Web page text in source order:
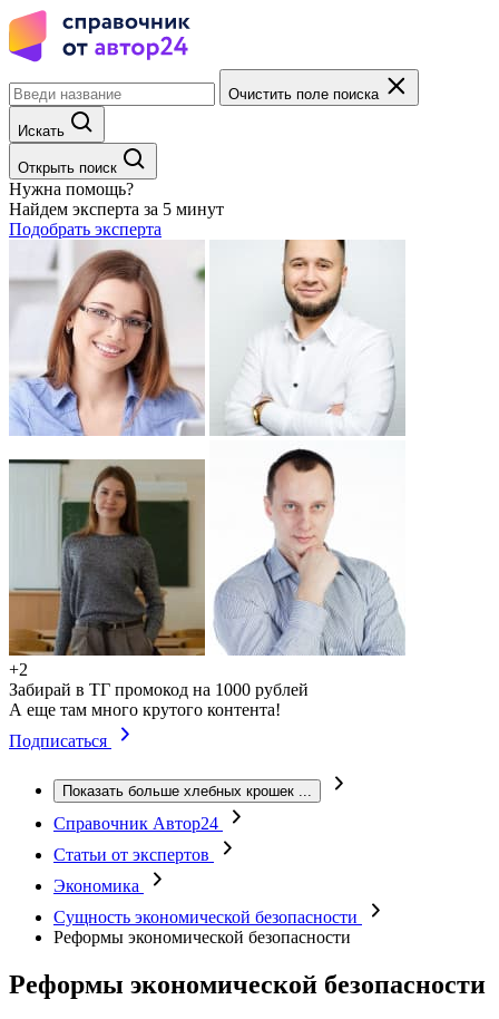
Очистить поле поиска
Искать
Открыть поиск
Нужна помощь?
Найдем эксперта за 5 минут
Подобрать эксперта
+2
Забирай в ТГ промокод на 1000 рублей
А еще там много крутого контента!
Подписаться
Показать больше хлебных крошек ...
Справочник Автор24
Статьи от экспертов
Экономика
Сущность экономической безопасности
Реформы экономической безопасности
Реформы экономической безопасности